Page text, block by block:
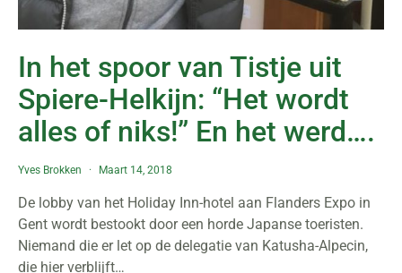
In het spoor van Tistje uit
Spiere-Helkijn: “Het wordt
alles of niks!” En het werd….
Yves Brokken Maart 14, 2018
De lobby van het Holiday Inn-hotel aan Flanders Expo in
Gent wordt bestookt door een horde Japanse toeristen.
Niemand die er let op de delegatie van Katusha-Alpecin,
die hier verblijft…